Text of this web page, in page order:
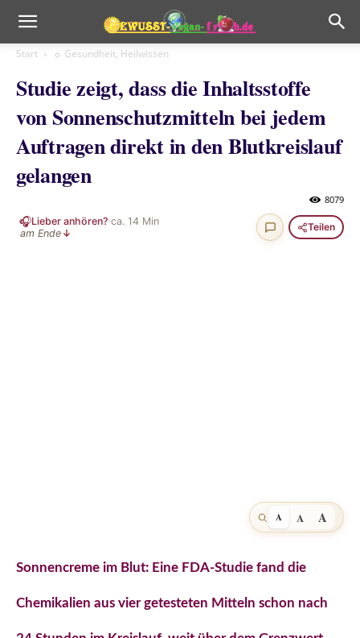
Start ☼ Gesundheit, Heilwissen
Studie zeigt, dass die Inhaltsstoffe
von Sonnenschutzmitteln bei jedem
Auftragen direkt in den Blutkreislauf
gelangen
8079
🎧Lieber anhören?·ca. 14 Min
am Ende ↓
Teilen
A A A
Sonnencreme im Blut: Eine FDA-Studie fand die
Chemikalien aus vier getesteten Mitteln schon nach